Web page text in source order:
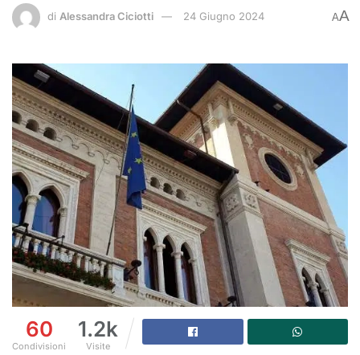
di Alessandra Ciciotti 24 Giugno 2024 AA
60
Condivisioni
1.2k
Visite